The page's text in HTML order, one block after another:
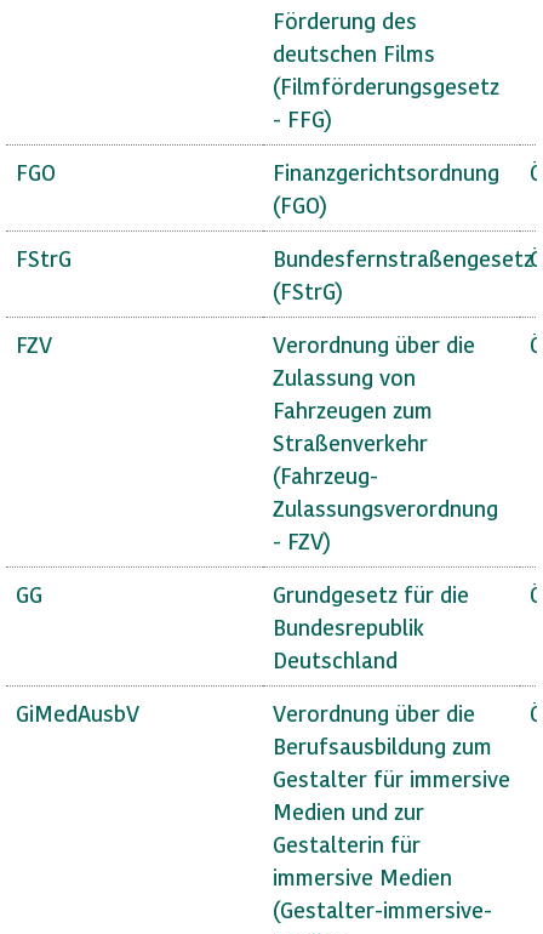
Förderung des
deutschen Films
(Filmförderungsgesetz
- FFG)
FGO
Finanzgerichtsordnung
(FGO)
FStrG
Bundesfernstraßengesetz
(FStrG)
FZV
Verordnung über die
Zulassung von
Fahrzeugen zum
Straßenverkehr
(Fahrzeug-
Zulassungsverordnung
- FZV)
GG
Grundgesetz für die
Bundesrepublik
Deutschland
GiMedAusbV
Verordnung über die
Berufsausbildung zum
Gestalter für immersive
Medien und zur
Gestalterin für
immersive Medien
(Gestalter-immersive-